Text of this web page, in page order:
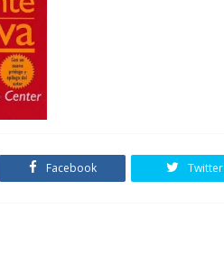
Facebook Twitter